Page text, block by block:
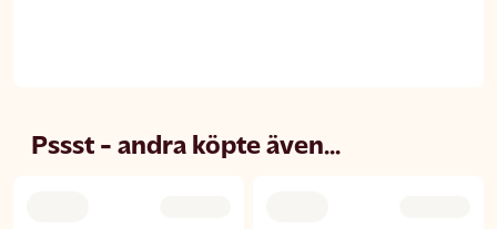
Pssst - andra köpte även...